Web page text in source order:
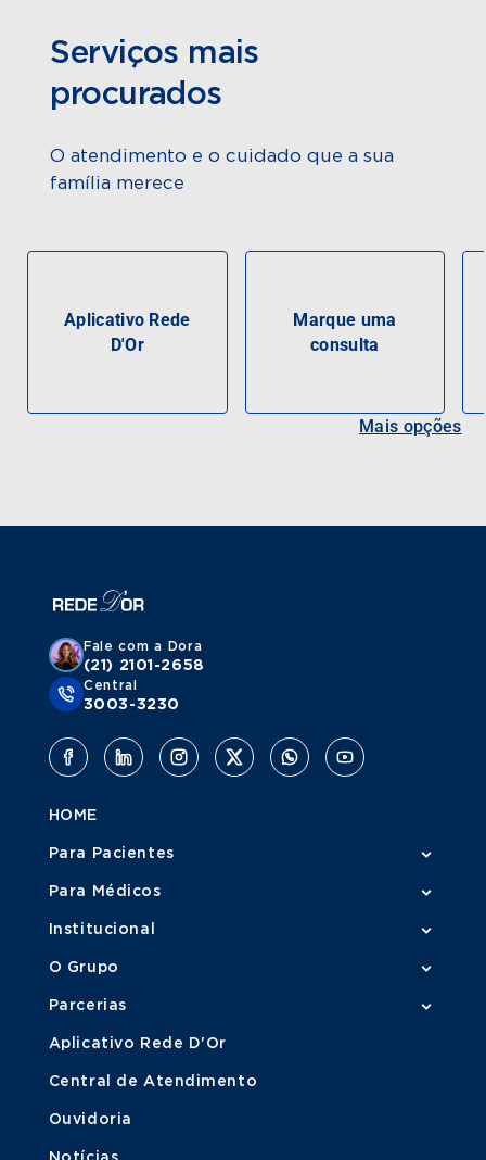
Serviços mais
procurados
O atendimento e o cuidado que a sua
família merece
Aplicativo Rede
D'Or
Marque uma
consulta
Mais opções
Fale com a Dora
(21) 2101-2658
Central
3003-3230
HOME
Para Pacientes
Para Médicos
Institucional
O Grupo
Parcerias
Aplicativo Rede D'Or
Central de Atendimento
Ouvidoria